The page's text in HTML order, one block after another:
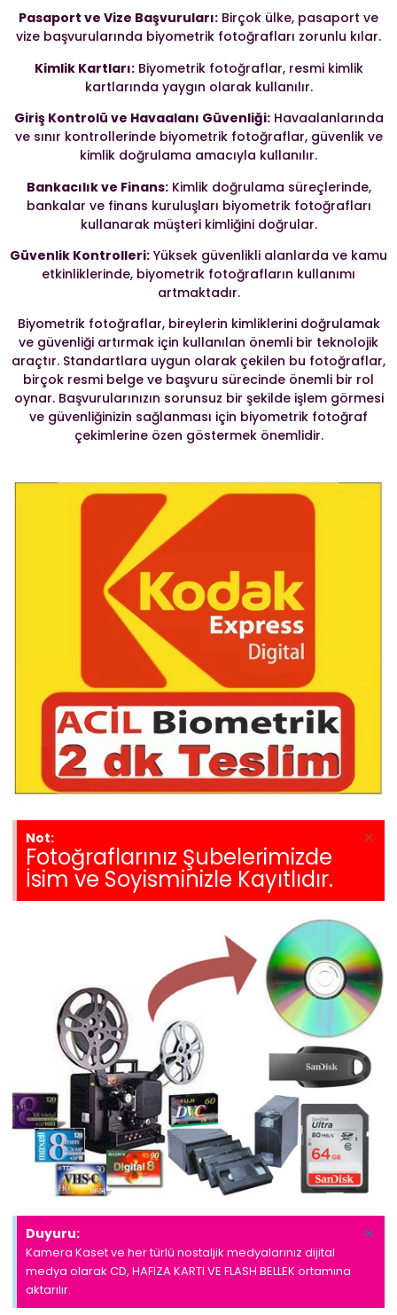
Not:
Fotoğraflarınız Şubelerimizde
İsim ve Soyisminizle Kayıtlıdır.
×
Duyuru:
Kamera Kaset ve her türlü nostaljik medyalarınız dijital
medya olarak CD, HAFIZA KARTI VE FLASH BELLEK ortamına
aktarılır.
×
Pasaport ve Vize Başvuruları: Birçok ülke, pasaport ve
vize başvurularında biyometrik fotoğrafları zorunlu kılar.
Kimlik Kartları:Biyometrik fotoğraflar, resmi kimlik
kartlarında yaygın olarak kullanılır.
Giriş Kontrolü ve Havaalanı Güvenliği:Havaalanlarında
ve sınır kontrollerinde biyometrik fotoğraflar, güvenlik ve
kimlik doğrulama amacıyla kullanılır.
Bankacılık ve Finans:Kimlik doğrulama süreçlerinde,
bankalar ve finans kuruluşları biyometrik fotoğrafları
kullanarak müşteri kimliğini doğrular.
Güvenlik Kontrolleri: Yüksek güvenlikli alanlarda ve kamu
etkinliklerinde, biyometrik fotoğrafların kullanımı
artmaktadır.
Biyometrik fotoğraflar, bireylerin kimliklerini doğrulamak
ve güvenliği artırmak için kullanılan önemli bir teknolojik
araçtır. Standartlara uygun olarak çekilen bu fotoğraflar,
birçok resmi belge ve başvuru sürecinde önemli bir rol
oynar. Başvurularınızın sorunsuz bir şekilde işlem görmesi
ve güvenliğinizin sağlanması için biyometrik fotoğraf
çekimlerine özen göstermek önemlidir.